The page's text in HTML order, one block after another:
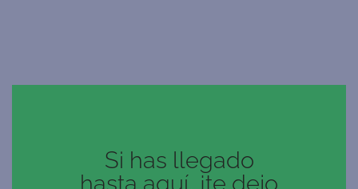
Si has llegado
hasta aquí, ¡te dejo